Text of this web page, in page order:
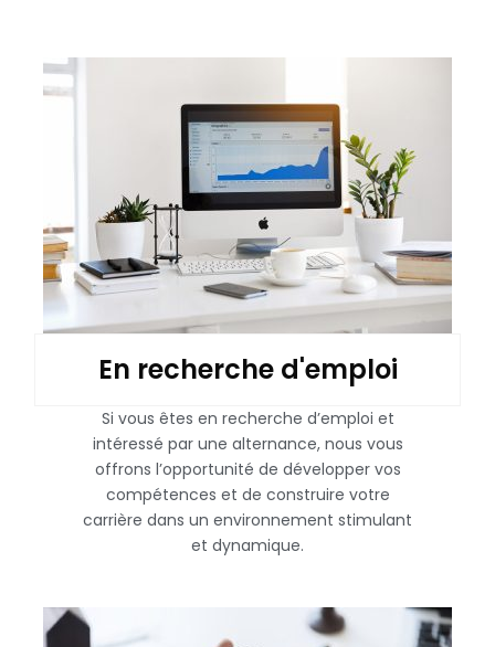
En recherche d'emploi
Si vous êtes en recherche d’emploi et
intéressé par une alternance, nous vous
offrons l’opportunité de développer vos
compétences et de construire votre
carrière dans un environnement stimulant
et dynamique.